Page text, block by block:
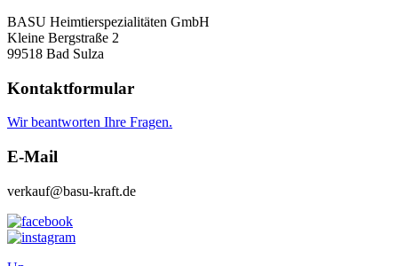
BASU Heimtierspezialitäten GmbH
Kleine Bergstraße 2
99518 Bad Sulza
Kontaktformular
Wir beantworten Ihre Fragen.
E-Mail
verkauf@basu-kraft.de